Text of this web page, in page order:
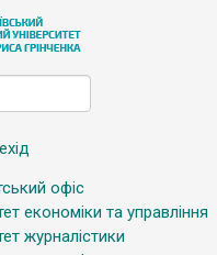
офіс
економіки та управління
журналістики